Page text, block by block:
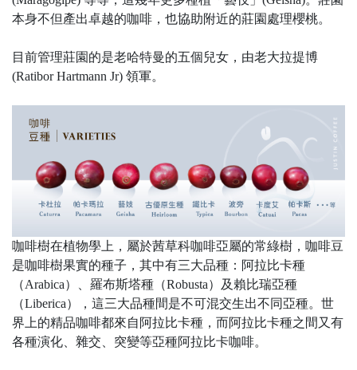
本身不但產出卓越的咖啡，也協助附近的莊園處理櫻桃。
目前管理莊園的是老哈特曼的五個兒女，由老大拉提博
(Ratibor Hartmann Jr) 領軍。
咖啡樹在植物學上，屬於茜草科咖啡亞屬的常綠樹，咖啡豆
是咖啡樹果實的種子，其中有三大品種：阿拉比卡種
（Arabica）、羅布斯塔種（Robusta）及賴比瑞亞種
（Liberica），這三大品種間是不可混交生出不同亞種。世
界上的精品咖啡都來自阿拉比卡種，而阿拉比卡種之間又有
各種演化、雜交、突變等亞種阿拉比卡咖啡。